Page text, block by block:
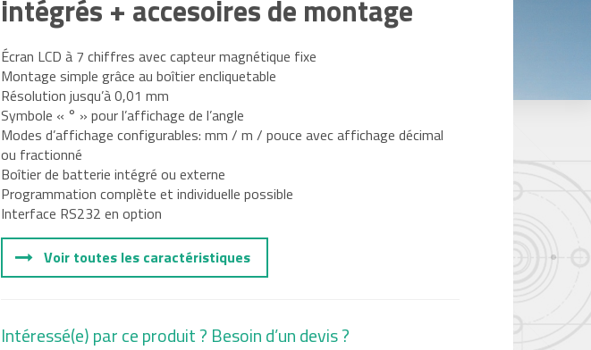
intégrés + accesoires de montage
Écran LCD à 7 chiffres avec capteur magnétique fixe
Montage simple grâce au boîtier encliquetable
Résolution jusqu’à 0,01 mm
Symbole « ° » pour l’affichage de l’angle
Modes d’affichage configurables: mm / m / pouce avec affichage décimal
ou fractionné
Boîtier de batterie intégré ou externe
Programmation complète et individuelle possible
Interface RS232 en option
Voir toutes les caractéristiques
Intéressé(e) par ce produit ? Besoin d’un devis ?